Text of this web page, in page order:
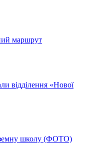
маршрут
відділення «Нової
школу (ФОТО)